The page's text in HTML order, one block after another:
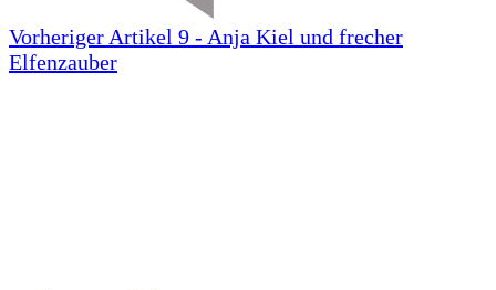
Vorheriger Artikel 9 - Anja Kiel und frecher
Elfenzauber